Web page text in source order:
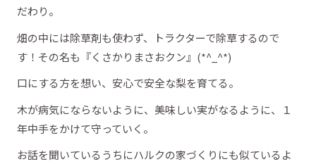
だわり。
畑の中には除草剤も使わず、トラクターで除草するので
す！その名も『くさかりまさおクン』(*^_^*)
口にする方を想い、安心で安全な梨を育てる。
木が病気にならないように、美味しい実がなるように、１
年中手をかけて守っていく。
お話を聞いているうちにハルクの家づくりにも似ているよ